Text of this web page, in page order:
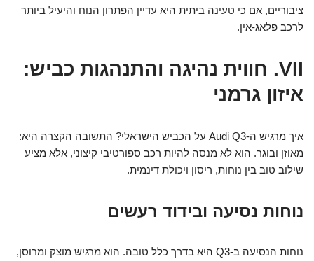
ציבוריים, אם כי טעינה ביתית היא עדיין הפתרון הנוח והיעיל ביותר
לרכב פלאג-אין.
VII. חווית נהיגה והתנהגות כביש:
איזון גרמני
איך מרגיש ה-Audi Q3 על הכביש הישראלי? התשובה הקצרה היא:
מאוזן ובוגר. הוא לא מנסה להיות רכב ספורטיבי קיצוני, אלא מציע
שילוב טוב בין נוחות, ריסון ויכולת דינמית.
נוחות נסיעה ובידוד רעשים
נוחות הנסיעה ב-Q3 היא בדרך כלל טובה. הוא מרגיש מוצק ומרוסן,